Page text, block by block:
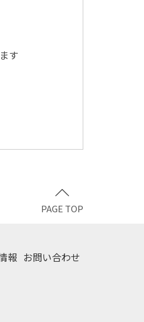
す
PAGE TOP
報 お問い合わせ